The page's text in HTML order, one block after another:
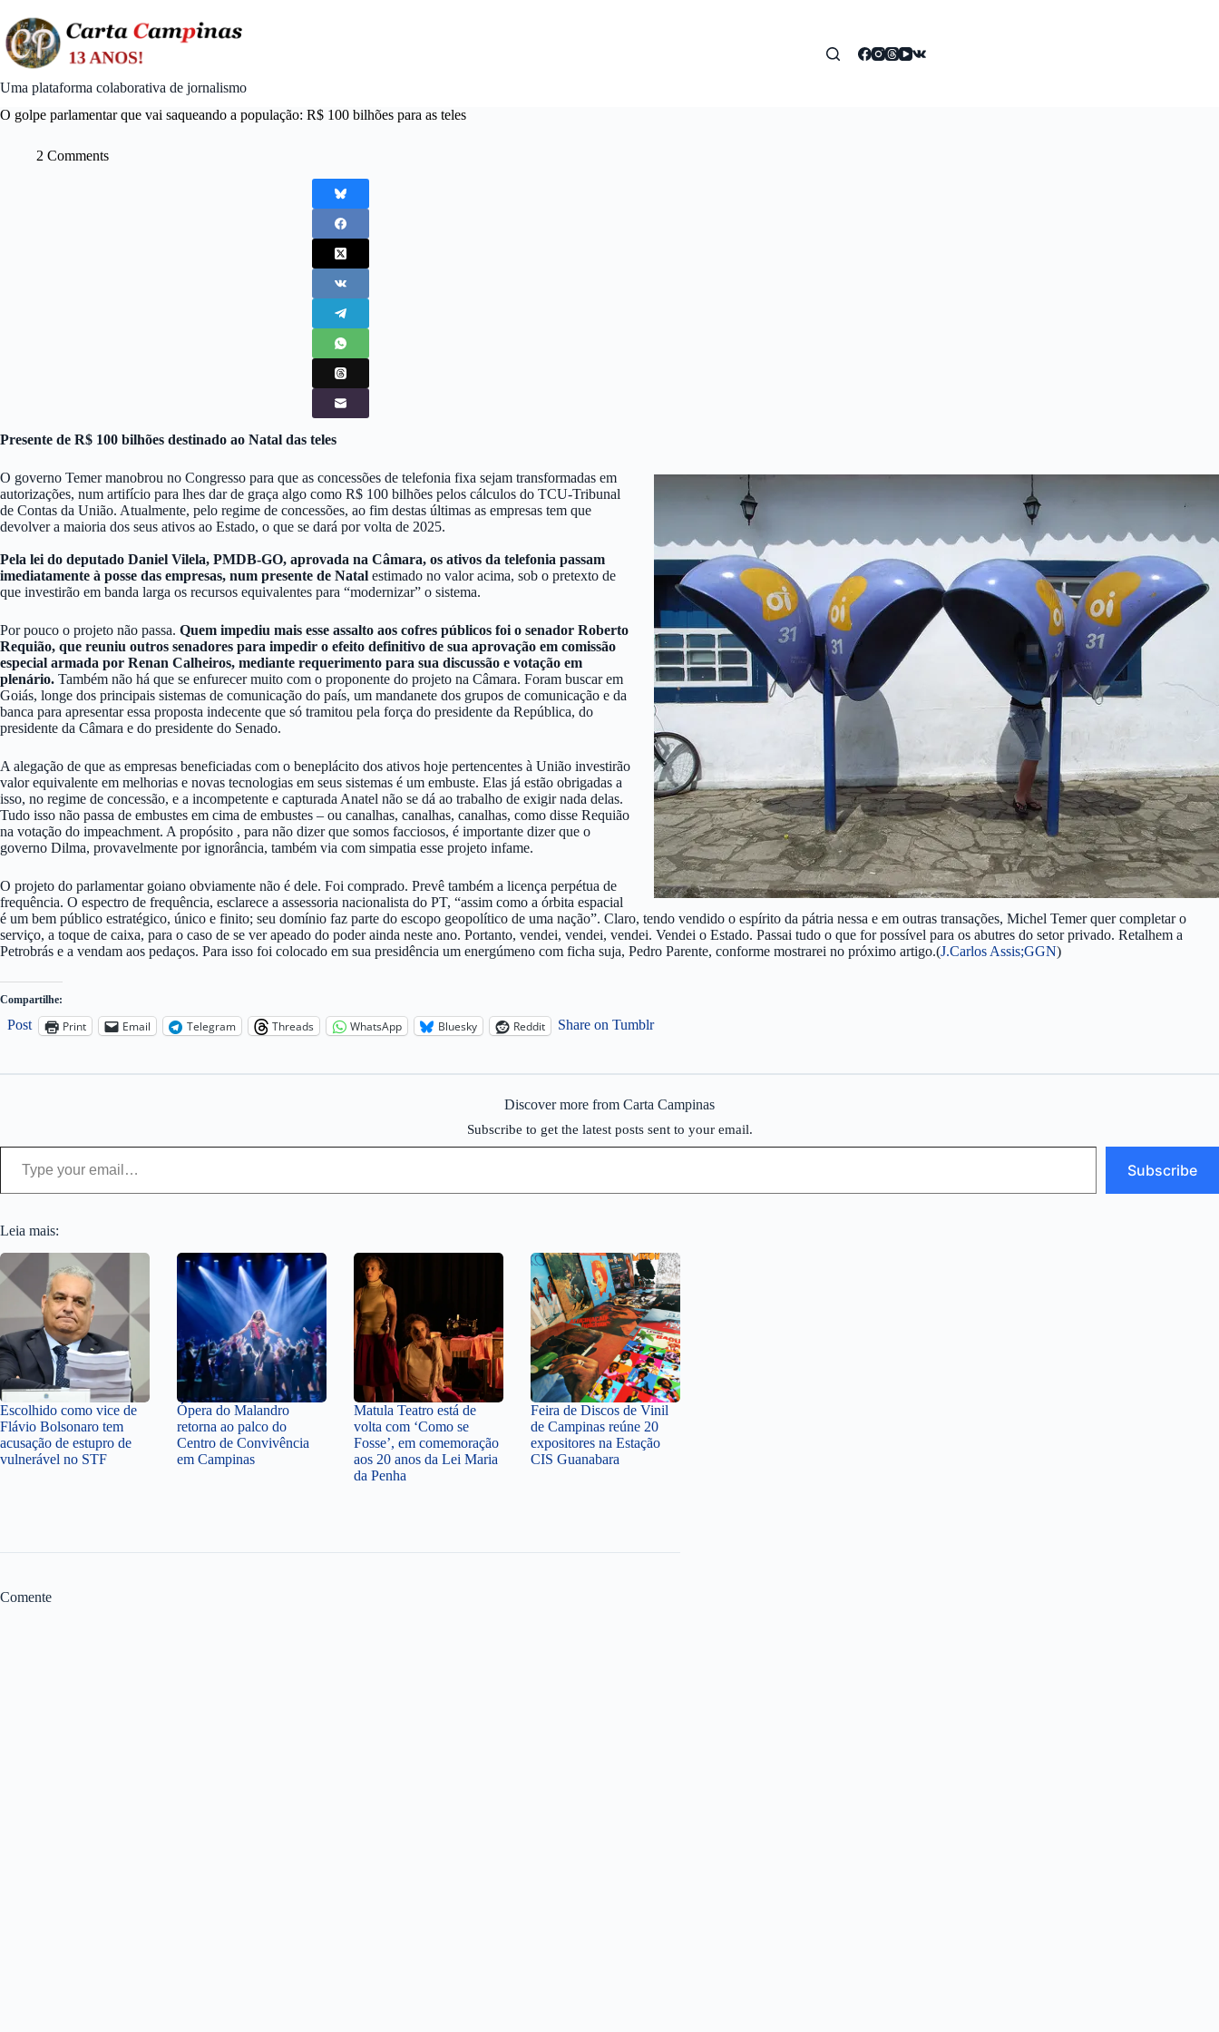
content
Uma plataforma colaborativa de jornalismo
O golpe parlamentar que vai saqueando a população: R$ 100 bilhões para as teles
2 Comments
Presente de R$ 100 bilhões destinado ao Natal das teles
O governo Temer manobrou no Congresso para que as concessões de telefonia fixa sejam transformadas em
autorizações, num artifício para lhes dar de graça algo como R$ 100 bilhões pelos cálculos do TCU-Tribunal
de Contas da União. Atualmente, pelo regime de concessões, ao fim destas últimas as empresas tem que
devolver a maioria dos seus ativos ao Estado, o que se dará por volta de 2025.
Pela lei do deputado Daniel Vilela, PMDB-GO, aprovada na Câmara, os ativos da telefonia passam
imediatamente à posse das empresas, num presente de Natal estimado no valor acima, sob o pretexto de
que investirão em banda larga os recursos equivalentes para “modernizar” o sistema.
Por pouco o projeto não passa. Quem impediu mais esse assalto aos cofres públicos foi o senador Roberto
Requião, que reuniu outros senadores para impedir o efeito definitivo de sua aprovação em comissão
especial armada por Renan Calheiros, mediante requerimento para sua discussão e votação em
plenário. Também não há que se enfurecer muito com o proponente do projeto na Câmara. Foram buscar em
Goiás, longe dos principais sistemas de comunicação do país, um mandanete dos grupos de comunicação e da
banca para apresentar essa proposta indecente que só tramitou pela força do presidente da República, do
presidente da Câmara e do presidente do Senado.
A alegação de que as empresas beneficiadas com o beneplácito dos ativos hoje pertencentes à União investirão
valor equivalente em melhorias e novas tecnologias em seus sistemas é um embuste. Elas já estão obrigadas a
isso, no regime de concessão, e a incompetente e capturada Anatel não se dá ao trabalho de exigir nada delas.
Tudo isso não passa de embustes em cima de embustes – ou canalhas, canalhas, canalhas, como disse Requião
na votação do impeachment. A propósito , para não dizer que somos facciosos, é importante dizer que o
governo Dilma, provavelmente por ignorância, também via com simpatia esse projeto infame.
O projeto do parlamentar goiano obviamente não é dele. Foi comprado. Prevê também a licença perpétua de
frequência. O espectro de frequência, esclarece a assessoria nacionalista do PT, “assim como a órbita espacial
é um bem público estratégico, único e finito; seu domínio faz parte do escopo geopolítico de uma nação”. Claro, tendo vendido o espírito da pátria nessa e em outras transações, Michel Temer quer completar o
serviço, a toque de caixa, para o caso de se ver apeado do poder ainda neste ano. Portanto, vendei, vendei, vendei. Vendei o Estado. Passai tudo o que for possível para os abutres do setor privado. Retalhem a
Petrobrás e a vendam aos pedaços. Para isso foi colocado em sua presidência um energúmeno com ficha suja, Pedro Parente, conforme mostrarei no próximo artigo.(J.Carlos Assis;GGN)
Compartilhe:
Post Print Email Telegram Threads WhatsApp Bluesky Reddit Share on Tumblr
Discover more from Carta Campinas
Subscribe to get the latest posts sent to your email.
Type your email…
Subscribe
Leia mais:
Escolhido como vice de
Flávio Bolsonaro tem
acusação de estupro de
vulnerável no STF
Ópera do Malandro
retorna ao palco do
Centro de Convivência
em Campinas
Matula Teatro está de
volta com ‘Como se
Fosse’, em comemoração
aos 20 anos da Lei Maria
da Penha
Feira de Discos de Vinil
de Campinas reúne 20
expositores na Estação
CIS Guanabara
Comente